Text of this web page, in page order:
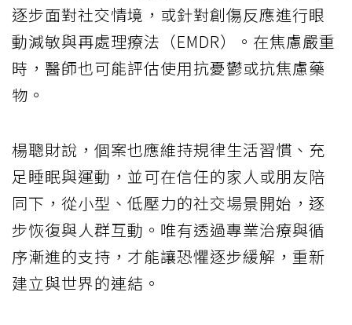
逐步面對社交情境，或針對創傷反應進行眼
動減敏與再處理療法（EMDR）。在焦慮嚴重
時，醫師也可能評估使用抗憂鬱或抗焦慮藥
物。
楊聰財說，個案也應維持規律生活習慣、充
足睡眠與運動，並可在信任的家人或朋友陪
同下，從小型、低壓力的社交場景開始，逐
步恢復與人群互動。唯有透過專業治療與循
序漸進的支持，才能讓恐懼逐步緩解，重新
建立與世界的連結。